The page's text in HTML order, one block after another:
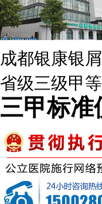
成都银康银
省级三级甲
三甲标准